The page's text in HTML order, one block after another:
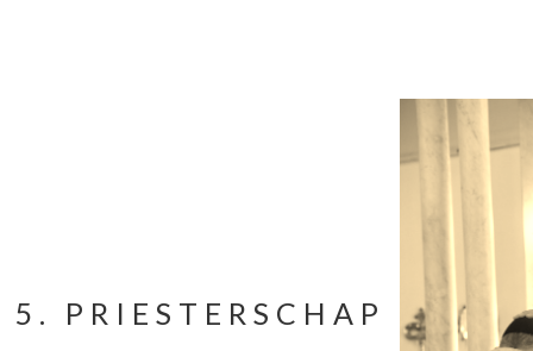
5. PRIESTERSCHAP